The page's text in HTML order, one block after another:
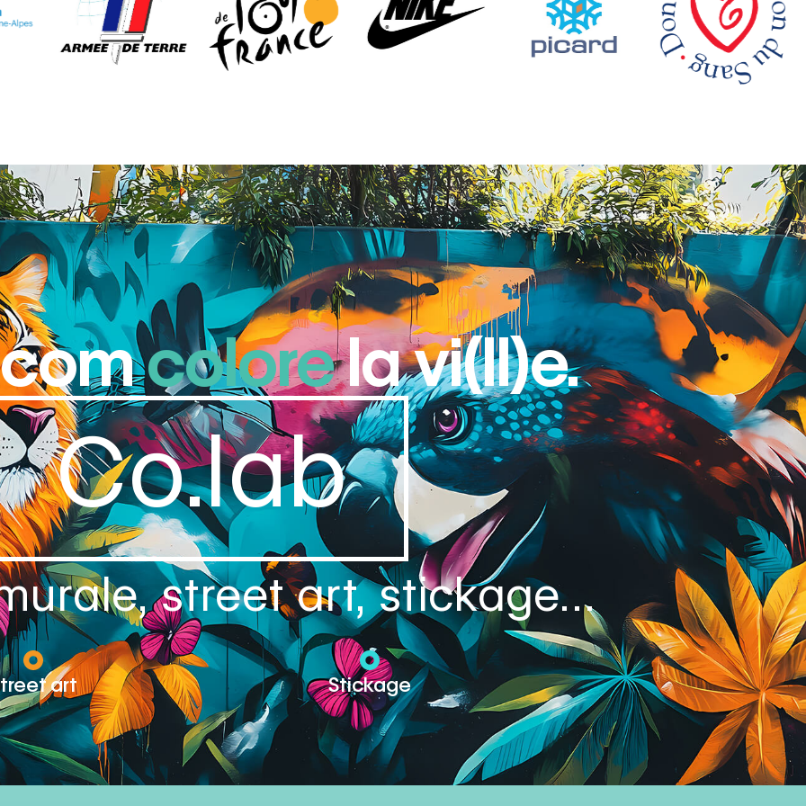
colorela vi(ll)e.
Co.lab
street art, stickage…
art Stickage